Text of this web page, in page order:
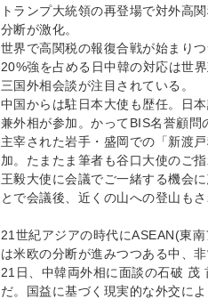
トランプ大統領の再登場で対外高
分断が激化。
世界で高関税の報復合戦が始まり
20%強を占める日中韓の対応は世
三国外相会談が注目されている。
中国からは駐日本大使も歴任。日
兼外相が参加。かってBIS名誉顧
主宰された岩手・盛岡での「新渡
加。たまたま筆者も谷口大使のご
王毅大使に会議でご一緒する機会
とで会議後、近くの山への登山もさ
21世紀アジアの時代にASEAN(東
は米欧の分断が進みつつある中、非
21日、中韓両外相に面談の石破 茂
だ。国益に基づく現実的な外交に